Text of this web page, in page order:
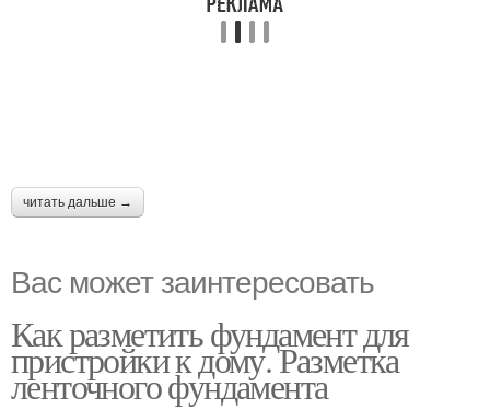
читать дальше →
Вас может заинтересовать
Как разметить фундамент для
пристройки к дому. Разметка
ленточного фундамента